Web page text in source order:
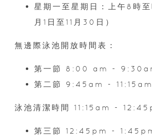
星期一至星期日：上午8時
月1日至11月30日）
無邊際泳池開放時間表：
第一節 8:00 am -
第二節 9:45am - 11:15am
泳池清潔時間 11:15am -
第三節 12:45pm -